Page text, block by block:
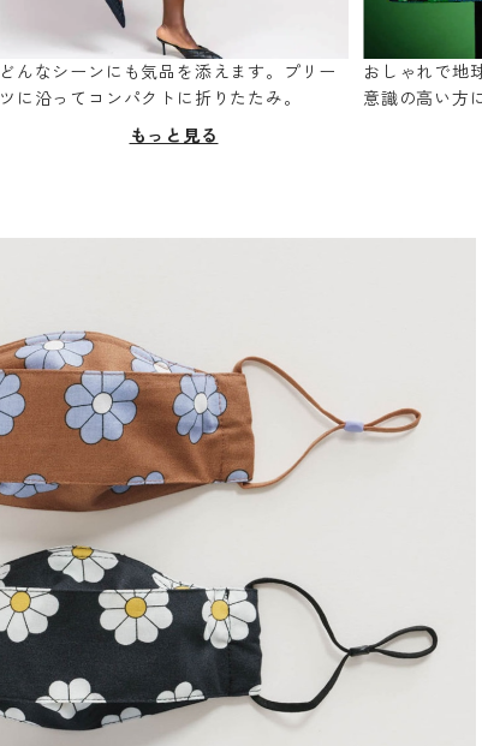
どんなシーンにも気品を添えます。プリー
ツに沿ってコンパクトに折りたたみ。
もっと見る
おしゃれで地
意識の高い方